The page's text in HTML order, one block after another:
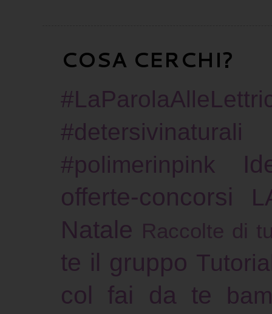
COSA CERCHI?
#detersivinaturali
#polimerinpink
offerte-concorsi
Natale Raccolte di
te il gruppo
col fai da te